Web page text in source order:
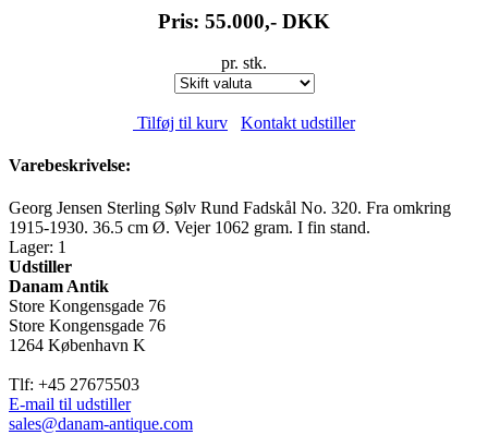
Pris: 55.000,- DKK
pr. stk.
Tilføj til kurv Kontakt udstiller
Varebeskrivelse:
Georg Jensen Sterling Sølv Rund Fadskål No. 320. Fra omkring
1915-1930. 36.5 cm Ø. Vejer 1062 gram. I fin stand.
Lager: 1
Udstiller
Danam Antik
Store Kongensgade 76
Store Kongensgade 76
1264 København K
Tlf: +45 27675503
E-mail til udstiller
sales@danam-antique.com